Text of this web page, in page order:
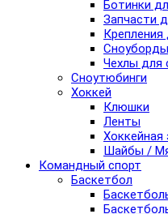
Ботинки
Запчасти
Чехлы для
Сноутюбинги
Хоккей
Клюшки
Ленты
Хоккейная
Шайбы /
Командный спорт
Баскетбол